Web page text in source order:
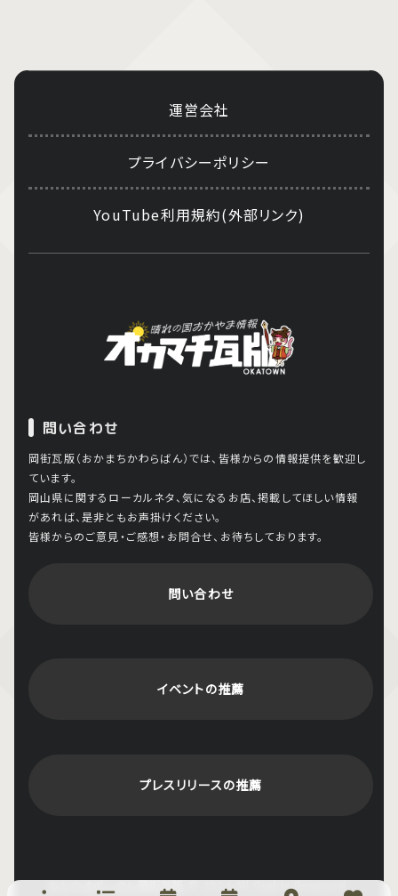
運営会社
プライバシーポリシー
YouTube利用規約(外部リンク)
問い合わせ
岡街瓦版（おかまちかわらばん）では、皆様からの情報提供を歓迎し
ています。
岡山県に関するローカルネタ、気になるお店、掲載してほしい情報
があれば、是非ともお声掛けください。
皆様からのご意見・ご感想・お問合せ、お待ちしております。
問い合わせ
イベントの推薦
プレスリリースの推薦
おかやまポータル岡街瓦版© 2024 All Rights Reserved.